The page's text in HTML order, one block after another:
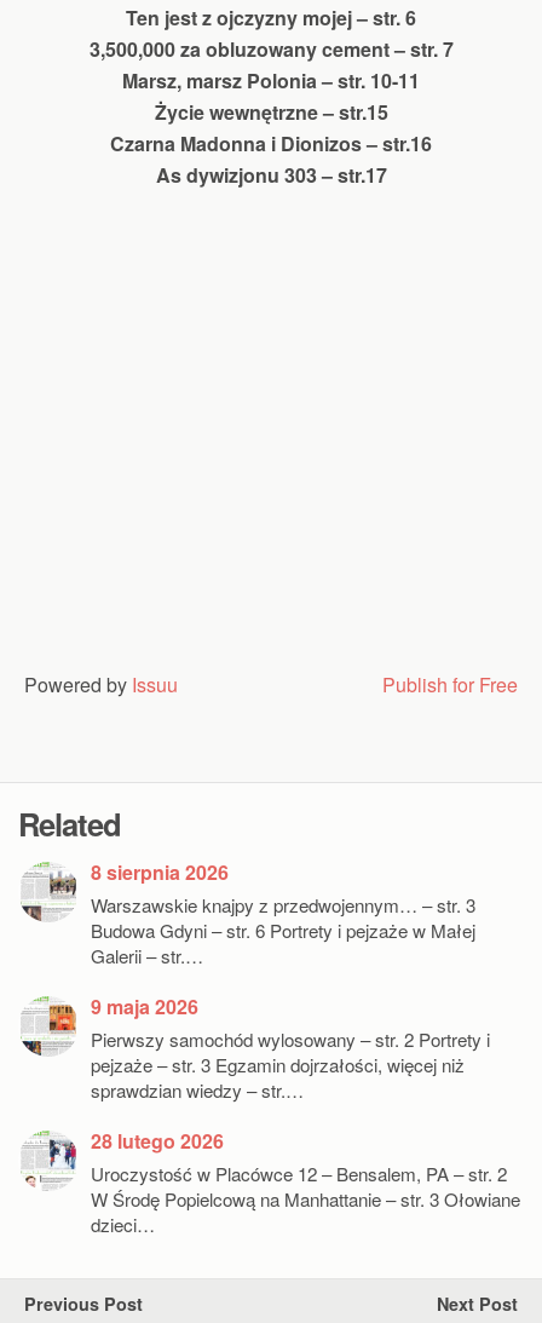
Ten jest z ojczyzny mojej – str. 6
3,500,000 za obluzowany cement – str. 7
Marsz, marsz Polonia – str. 10-11
Życie wewnętrzne – str.15
Czarna Madonna i Dionizos – str.16
As dywizjonu 303 – str.17
Powered by Issuu Publish for Free
Related
8 sierpnia 2026
Warszawskie knajpy z przedwojennym… – str. 3
Budowa Gdyni – str. 6 Portrety i pejzaże w Małej
Galerii – str.…
9 maja 2026
Pierwszy samochód wylosowany – str. 2 Portrety i
pejzaże – str. 3 Egzamin dojrzałości, więcej niż
sprawdzian wiedzy – str.…
28 lutego 2026
Uroczystość w Placówce 12 – Bensalem, PA – str. 2
W Środę Popielcową na Manhattanie – str. 3 Ołowiane
dzieci…
Previous Post Next Post